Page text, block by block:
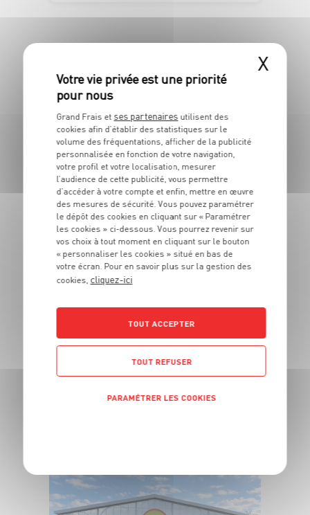
LES MAGASINS
À PROXIMITÉ
Vous souhaitez connaitre les magasins proches de votre
Grand Frais habituel ? Trouvez ci-dessous ceux qui sont les
plus proches !
X
Grand Frais et ses partenaires utilisent des
cookies afin d’établir des statistiques sur le
volume des fréquentations, afficher de la publicité
personnalisée en fonction de votre navigation,
votre profil et votre localisation, mesurer
l’audience de cette publicité, vous permettre
d’accéder à votre compte et enfin, mettre en œuvre
des mesures de sécurité. Vous pouvez paramétrer
le dépôt des cookies en cliquant sur « Paramétrer
les cookies » ci-dessous. Vous pourrez revenir sur
vos choix à tout moment en cliquant sur le bouton
« personnaliser les cookies » situé en bas de
votre écran. Pour en savoir plus sur la gestion des
cookies, cliquez-ici
TOUT ACCEPTER
TOUT REFUSER
PARAMÉTRER LES COOKIES